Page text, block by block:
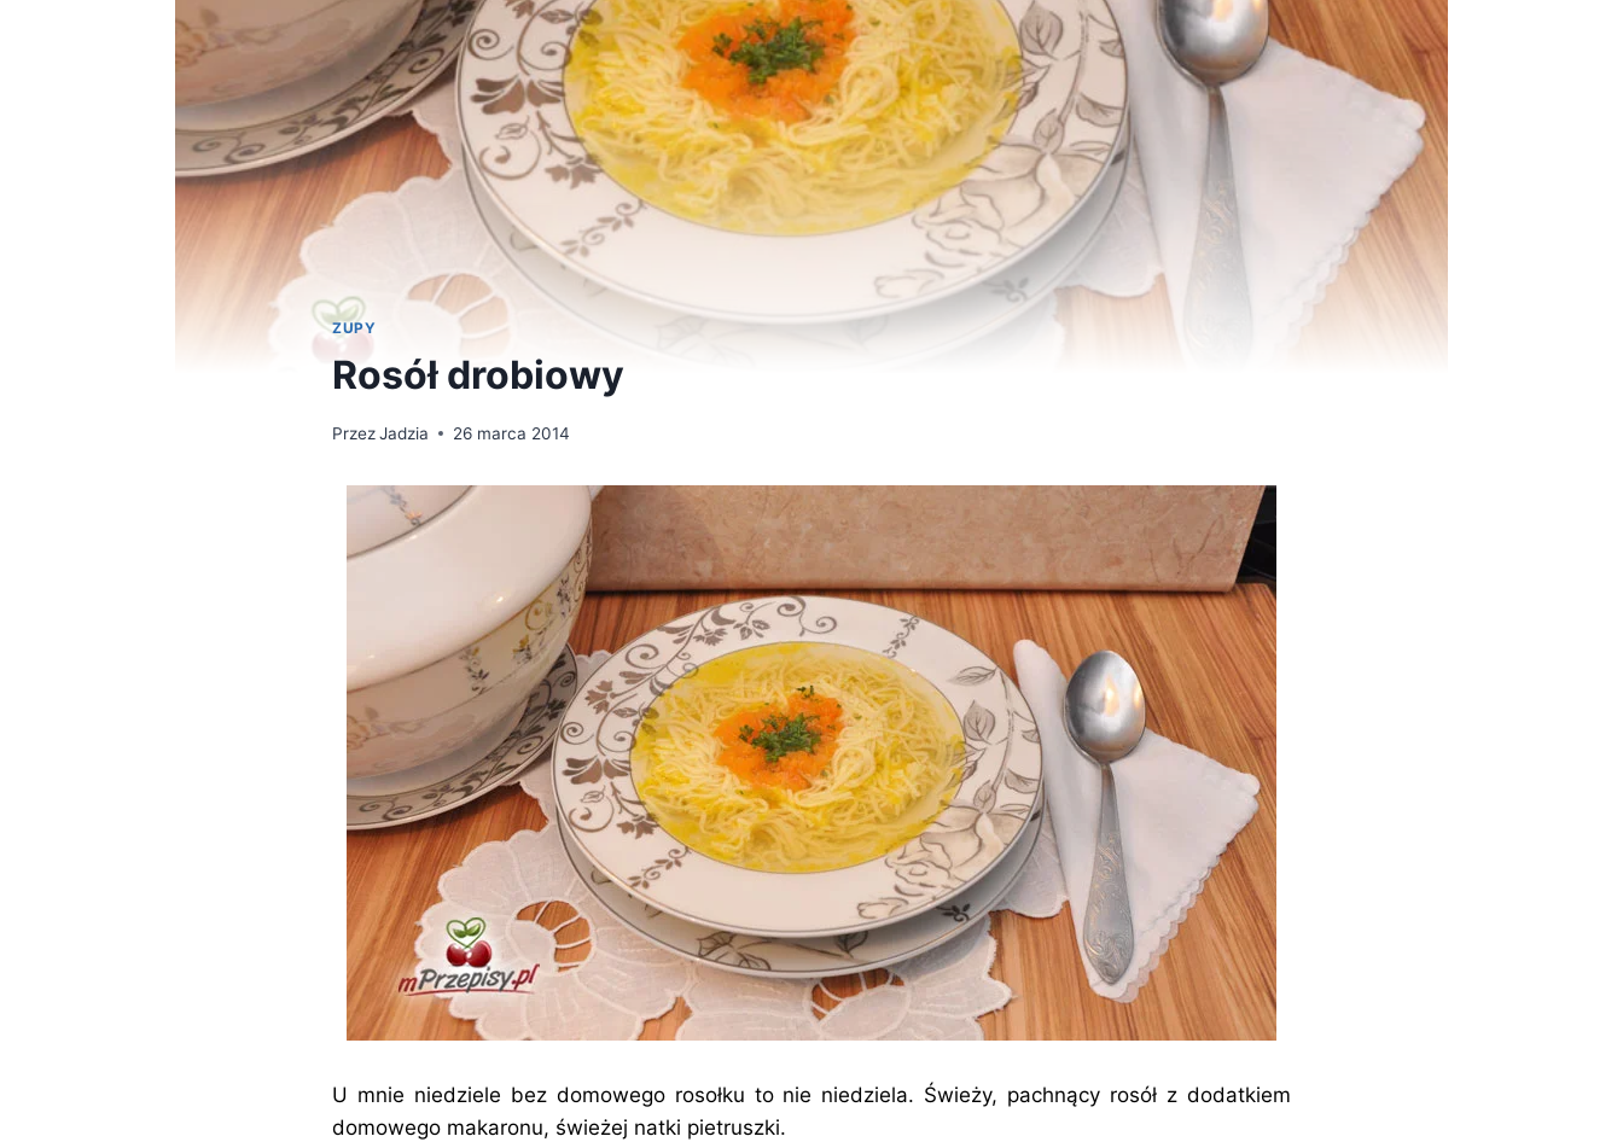
ZUPY
Rosół drobiowy
PrzezJadzia 26 marca 2014
U mnie niedziele bez domowego rosołku to nie niedziela. Świeży, pachnący rosół z dodatkiem
domowego makaronu, świeżej natki pietruszki.